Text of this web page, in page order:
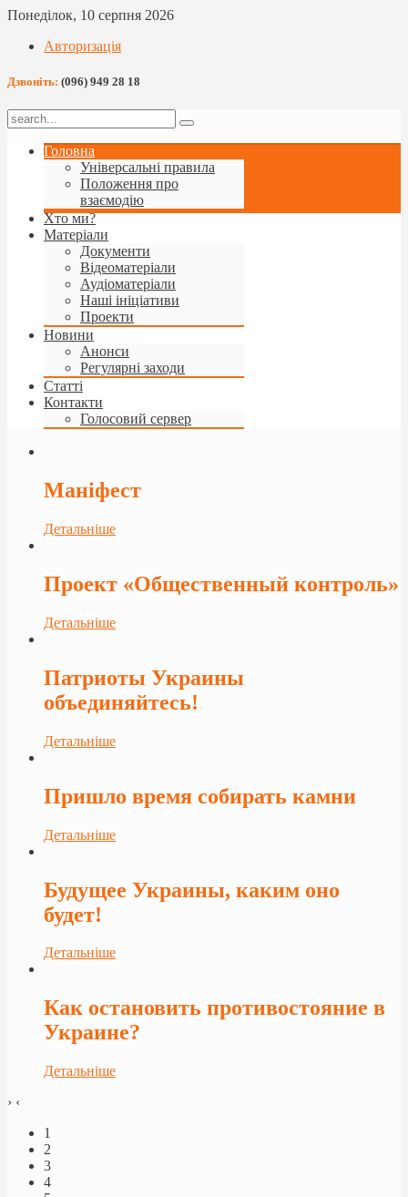
Понеділок, 10 серпня 2026
Авторизація
Дзвоніть: (096) 949 28 18
Головна
Універсальні правила
Положення про
взаємодію
Хто ми?
Матеріали
Документи
Відеоматеріали
Аудіоматеріали
Наші ініціативи
Проекти
Новини
Анонси
Регулярні заходи
Статті
Контакти
Голосовий сервер
Маніфест
Детальніше
Проект «Общественный контроль»
Детальніше
Патриоты Украины
объединяйтесь!
Детальніше
Пришло время собирать камни
Детальніше
Будущее Украины, каким оно
будет!
Детальніше
Как остановить противостояние в
Украине?
Детальніше
› ‹
1
2
3
4